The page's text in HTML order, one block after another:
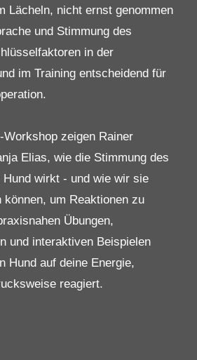
Lächeln, nicht ernst genommen
und Stimmung des
in der
im Training entscheidend für
Workshop zeigen Rainer
Elias, wie die Stimmung des
Hund wirkt - und wie wir sie
können, um Reaktionen zu
Übungen,
und interaktiven Beispielen
Hund auf deine Energie,
reagiert.